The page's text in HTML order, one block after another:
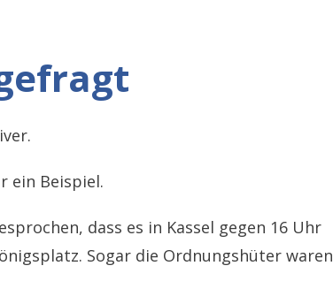
ein Beispiel.
dass es in Kassel gegen 16 Uhr
Sogar die Ordnungshüter waren